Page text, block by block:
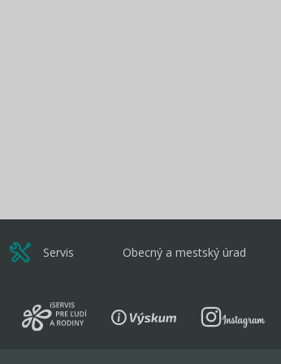
Servis Obecný a mestský úrad